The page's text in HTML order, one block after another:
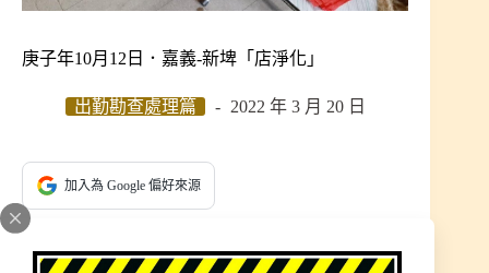
庚子年10月12日．嘉義-新埤「店淨化」
出勤勘查處理篇 2022 年 3 月 20 日
加入為 Google 偏好來源
邀請師父前往陽宅勘查、店加持與淨化。前來陽宅